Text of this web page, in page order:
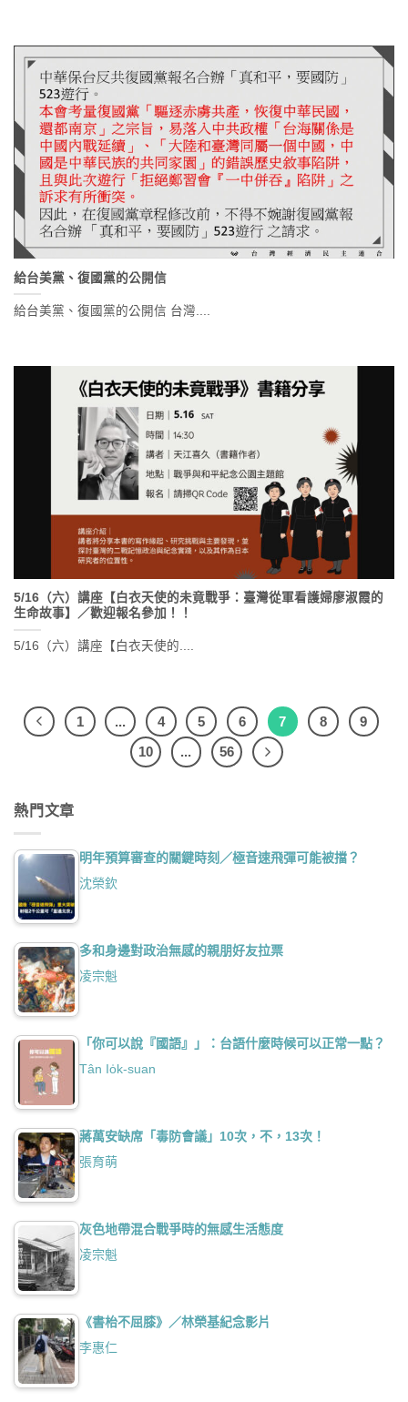
給台美黨、復國黨的公開信
給台美黨、復國黨的公開信 台灣....
5/16（六）講座【白衣天使的未竟戰爭：臺灣從軍看護婦廖淑霞的
生命故事】／歡迎報名參加！！
5/16（六）講座【白衣天使的....
1 ... 4 5 6 7 8
9
10
... 56
熱門文章
明年預算審查的關鍵時刻／極音速飛彈可能被擋？
沈榮欽
多和身邊對政治無感的親朋好友拉票
凌宗魁
「你可以說『國語』」：台語什麼時候可以正常一點？
Tân Io̍k-suan
蔣萬安缺席「毒防會議」10次，不，13次！
張育萌
灰色地帶混合戰爭時的無感生活態度
凌宗魁
《書枱不屈膝》／林榮基紀念影片
李惠仁